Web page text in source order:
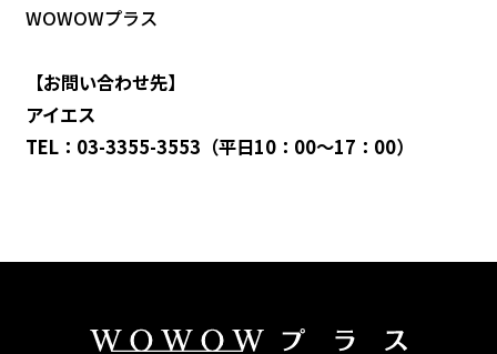
WOWOWプラス
【お問い合わせ先】
アイエス
TEL：03-3355-3553（平日10：00～17：00）